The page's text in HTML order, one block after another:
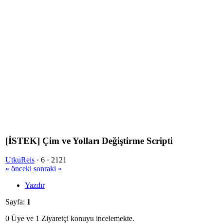
[İSTEK] Çim ve Yolları Değiştirme Scripti
UtkuReis · 6 · 2121
« önceki sonraki »
Yazdır
Sayfa: 1
0 Üye ve 1 Ziyaretçi konuyu incelemekte.